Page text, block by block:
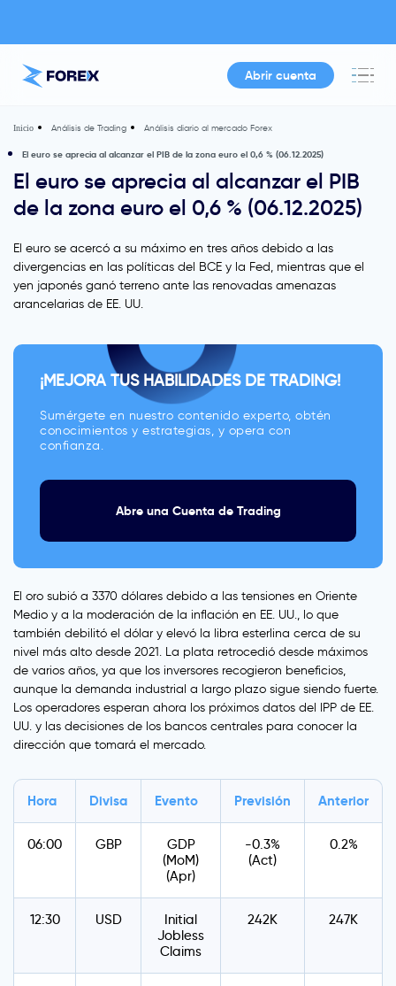
Abrir cuenta
Inicio Análisis de Trading Análisis diario al mercado Forex
El euro se aprecia al alcanzar el PIB de la zona euro el 0,6 % (06.12.2025)
El euro se aprecia al alcanzar el PIB
de la zona euro el 0,6 % (06.12.2025)
El euro se acercó a su máximo en tres años debido a las
divergencias en las políticas del BCE y la Fed, mientras que el
yen japonés ganó terreno ante las renovadas amenazas
arancelarias de EE. UU.
¡MEJORA TUS HABILIDADES DE TRADING!
Sumérgete en nuestro contenido experto, obtén
conocimientos y estrategias, y opera con
confianza.
Abre una Cuenta de Trading
El oro subió a 3370 dólares debido a las tensiones en Oriente
Medio y a la moderación de la inflación en EE. UU., lo que
también debilitó el dólar y elevó la libra esterlina cerca de su
nivel más alto desde 2021. La plata retrocedió desde máximos
de varios años, ya que los inversores recogieron beneficios,
aunque la demanda industrial a largo plazo sigue siendo fuerte.
Los operadores esperan ahora los próximos datos del IPP de EE.
UU. y las decisiones de los bancos centrales para conocer la
dirección que tomará el mercado.
Hora Divisa Evento Previsión Anterior
06:00 GBP
GDP
(MoM)
(Apr)
-0.3%
(Act)
0.2%
12:30 USD
Initial
Jobless
Claims
242K 247K